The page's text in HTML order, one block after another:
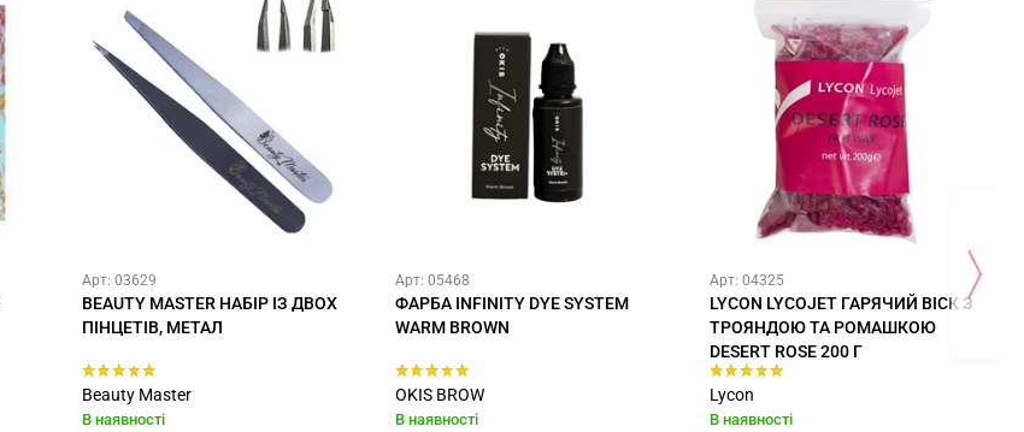
Арт: 03629
BEAUTY MASTER НАБІР ІЗ ДВОХ
ПІНЦЕТІВ, МЕТАЛ
Beauty Master
В наявності
Арт: 05468
ФАРБА INFINITY DYE SYSTEM
WARM BROWN
OKIS BROW
В наявності
Арт: 04325
LYCON LYCOJET ГАРЯЧИЙ ВІСК З
ТРОЯНДОЮ ТА РОМАШКОЮ
DESERT ROSE 200 Г
Lycon
В наявності